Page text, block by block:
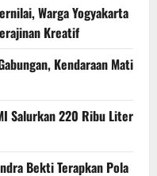
Warga Yogyakarta
Kreatif
Kendaraan Mati
Salurkan 220 Ribu Liter
Bekti Terapkan Pola